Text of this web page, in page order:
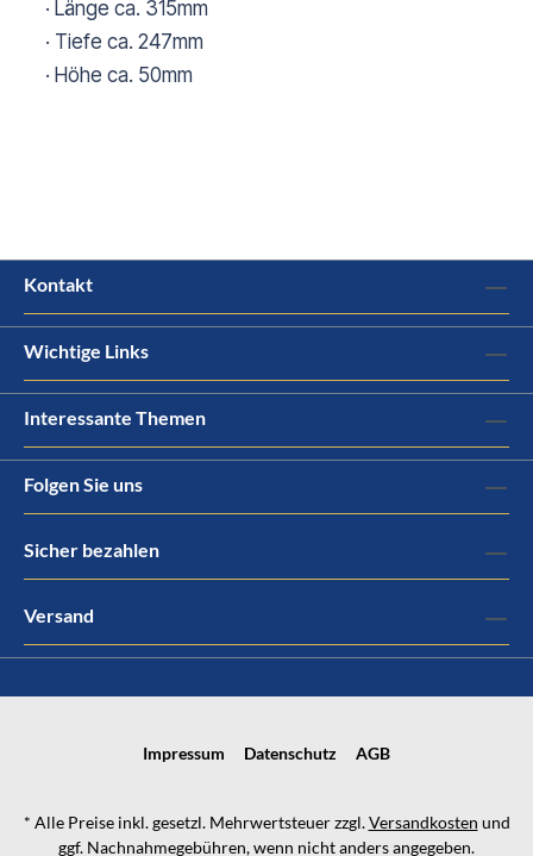
· Länge ca. 315mm
· Tiefe ca. 247mm
· Höhe ca. 50mm
Kontakt
Wichtige Links
Interessante Themen
Folgen Sie uns
Sicher bezahlen
Versand
Impressum Datenschutz AGB
* Alle Preise inkl. gesetzl. Mehrwertsteuer zzgl.Versandkosten und
ggf. Nachnahmegebühren, wenn nicht anders angegeben.